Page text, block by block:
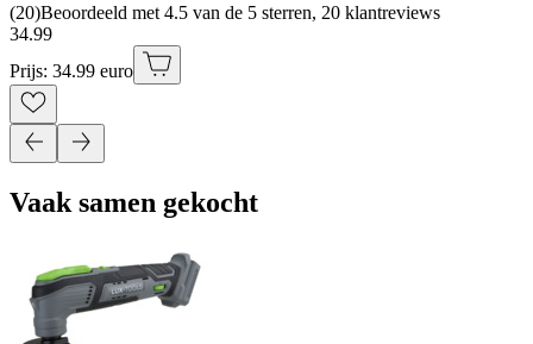
(20)Beoordeeld met 4.5 van de 5 sterren, 20 klantreviews
34.99
Prijs: 34.99 euro
Vaak samen gekocht